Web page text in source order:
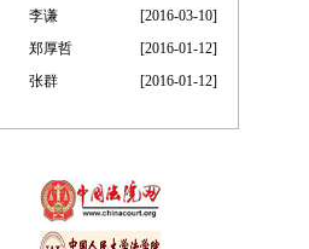
李谦
[2016-03-10]
郑厚哲
[2016-01-12]
张群
[2016-01-12]